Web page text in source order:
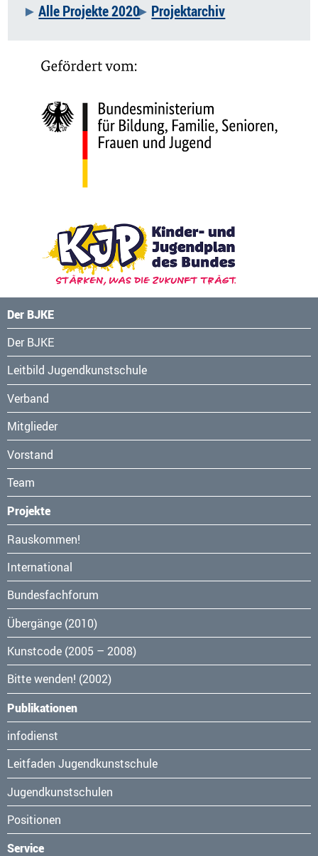
Alle Projekte 2020
Projektarchiv
Der BJKE
Navigation
überspringen
Der BJKE
Leitbild Jugendkunstschule
Verband
Mitglieder
Vorstand
Team
Projekte
Navigation
überspringen
Rauskommen!
International
Bundesfachforum
Übergänge (2010)
Kunstcode (2005 – 2008)
Bitte wenden! (2002)
Publikationen
Navigation
überspringen
infodienst
Leitfaden Jugendkunstschule
Jugendkunstschulen
Positionen
Service